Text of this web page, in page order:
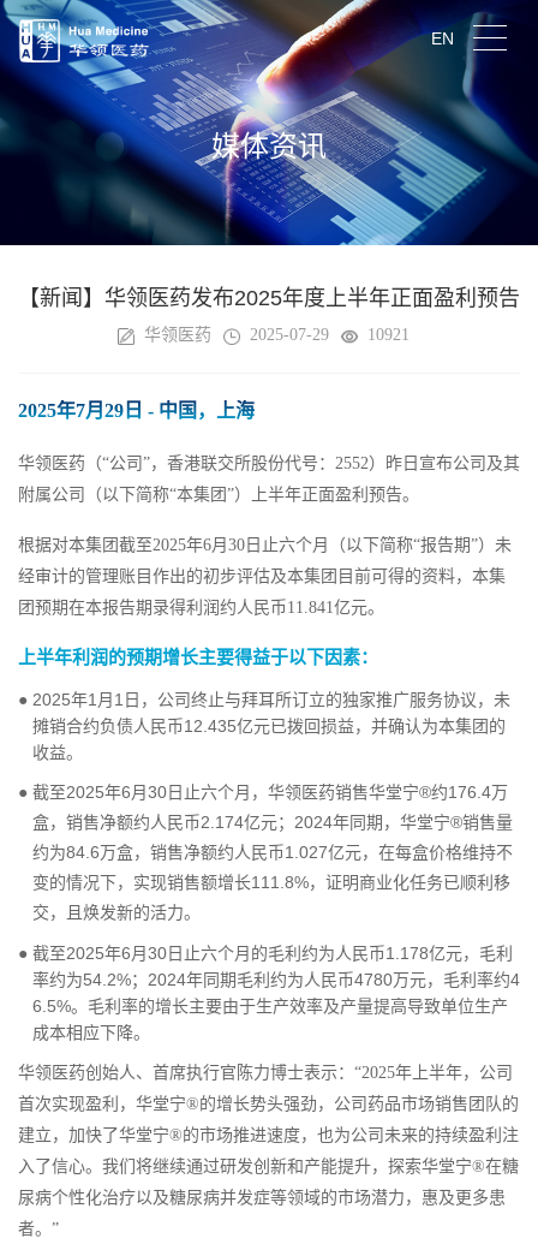
EN
媒体资讯
【新闻】华领医药发布2025年度上半年正面盈利预告
华领医药 2025-07-29 10921
2025年7月29日 - 中国，上海
华领医药（“公司”，香港联交所股份代号：2552）昨日宣布公司及其
附属公司（以下简称“本集团”）上半年正面盈利预告。
根据对本集团截至2025年6月30日止六个月（以下简称“报告期”）未
经审计的管理账目作出的初步评估及本集团目前可得的资料，本集
团预期在本报告期录得利润约人民币11.841亿元。
上半年利润的预期增长主要得益于以下因素：
● 2025年1月1日，公司终止与拜耳所订立的独家推广服务协议，未
摊销合约负债人民币12.435亿元已拨回损益，并确认为本集团的
收益。
● 截至2025年6月30日止六个月，华领医药销售华堂宁®约176.4万
盒，销售净额约人民币2.174亿元；2024年同期，华堂宁®销售量
约为84.6万盒，销售净额约人民币1.027亿元，在每盒价格维持不
变的情况下，实现销售额增长111.8%，证明商业化任务已顺利移
交，且焕发新的活力。
● 截至2025年6月30日止六个月的毛利约为人民币1.178亿元，毛利
率约为54.2%；2024年同期毛利约为人民币4780万元，毛利率约4
6.5%。毛利率的增长主要由于生产效率及产量提高导致单位生产
成本相应下降。
华领医药创始人、首席执行官陈力博士表示：“2025年上半年，公司
首次实现盈利，华堂宁®的增长势头强劲，公司药品市场销售团队的
建立，加快了华堂宁®的市场推进速度，也为公司未来的持续盈利注
入了信心。我们将继续通过研发创新和产能提升，探索华堂宁®在糖
尿病个性化治疗以及糖尿病并发症等领域的市场潜力，惠及更多患
者。”